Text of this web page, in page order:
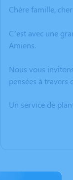
Chère famille,
C’est avec une
Amiens.
Nous vous
pensées à travers
Un service de